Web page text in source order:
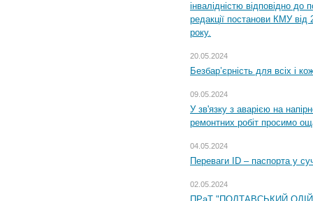
інвалідністю відповідно
редакції постанови КМУ від
року.
20.05.2024
Безбар’єрність для всіх і
09.05.2024
У зв'язку з аварією на
ремонтних робіт просимо
04.05.2024
Переваги ID – паспорта у
02.05.2024